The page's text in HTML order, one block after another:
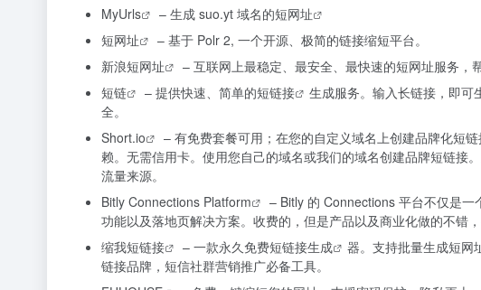
MyUrls – 生成 suo.yt 域名的短网址
短网址
– 基于 Polr 2, 一个开源、极简的链接缩短平台。
新浪短网址
– 互联网上最稳定、最安全、最快速的短网址服务，
短链
– 提供快速、简单的短链接
生成服务。输入长链接，即可
全。
Short.io
– 有免费套餐可用；在您的自定义域名上创建品牌化短
赖。无需信用卡。使用您自己的域名或我们的域名创建品牌短链接
流量来源。
Bitly Connections Platform
– Bitly 的 Connections 平台不仅是
功能以及落地页解决方案。收费的，但是产品以及商业化做的不错
缩我短链接
– 一款永久免费短链接生成 器。支持批量生成短网
链接品牌，短信社群营销推广必备工具。